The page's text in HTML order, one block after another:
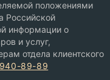
положениями
Российской
информации о
и услуг,
отдела клиентского
89-89